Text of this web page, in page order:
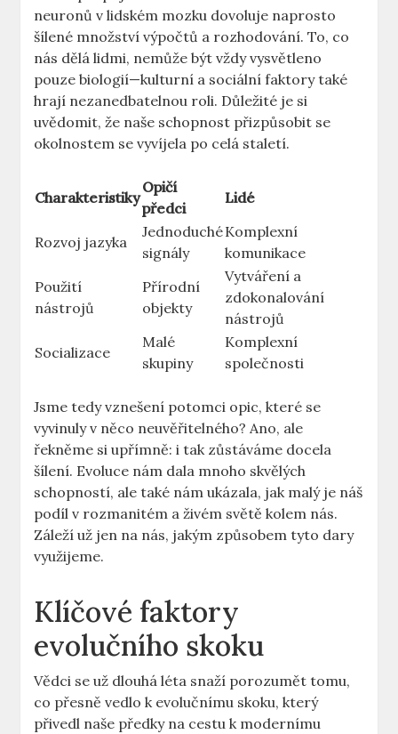
neuronů v lidském mozku dovoluje naprosto
šílené množství výpočtů a rozhodování. To, co
nás dělá lidmi, nemůže být vždy vysvětleno
pouze biologií—kulturní a sociální faktory také
hrají nezanedbatelnou roli. Důležité je si
uvědomit, že naše schopnost přizpůsobit se
okolnostem se vyvíjela po celá staletí.
Charakteristiky
Opičí
předci
Lidé
Rozvoj jazyka
Jednoduché
signály
Komplexní
komunikace
Použití
nástrojů
Přírodní
objekty
Vytváření a
zdokonalování
nástrojů
Socializace
Malé
skupiny
Komplexní
společnosti
Jsme tedy vznešení potomci opic, které se
vyvinuly v něco neuvěřitelného? Ano, ale
řekněme si upřímně: i tak zůstáváme docela
šílení. Evoluce nám dala mnoho skvělých
schopností, ale také nám ukázala, jak malý je náš
podíl v rozmanitém a živém světě kolem nás.
Záleží už jen na nás, jakým způsobem tyto dary
využijeme.
Klíčové faktory
evolučního skoku
Vědci se už dlouhá léta snaží porozumět tomu,
co přesně vedlo k evolučnímu skoku, který
přivedl naše předky na cestu k modernímu